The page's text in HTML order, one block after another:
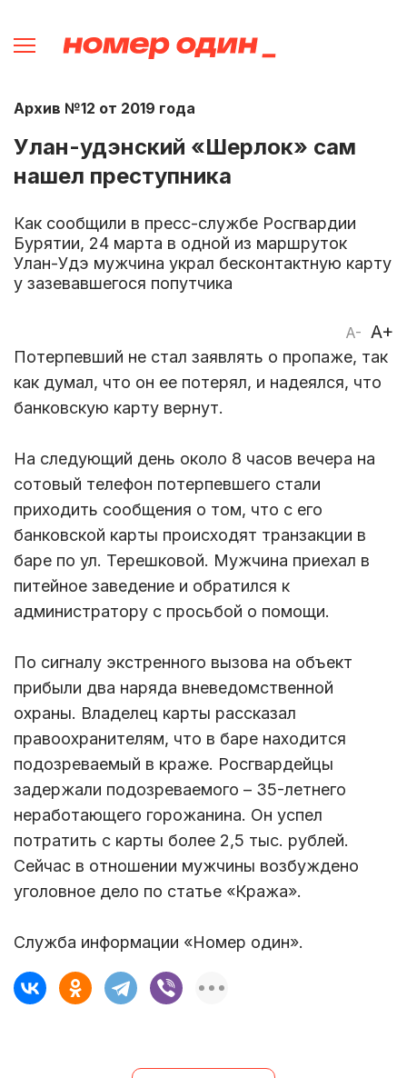
Архив №12 от 2019 года
Улан-удэнский «Шерлок» сам
нашел преступника
Как сообщили в пресс-службе Росгвардии
Бурятии, 24 марта в одной из маршруток
Улан-Удэ мужчина украл бесконтактную карту
у зазевавшегося попутчика
A- A+
Потерпевший не стал заявлять о пропаже, так
как думал, что он ее потерял, и надеялся, что
банковскую карту вернут.
На следующий день около 8 часов вечера на
сотовый телефон потерпевшего стали
приходить сообщения о том, что с его
банковской карты происходят транзакции в
баре по ул. Терешковой. Мужчина приехал в
питейное заведение и обратился к
администратору с просьбой о помощи.
По сигналу экстренного вызова на объект
прибыли два наряда вневедомственной
охраны. Владелец карты рассказал
правоохранителям, что в баре находится
подозреваемый в краже. Росгвардейцы
задержали подозреваемого – 35-летнего
неработающего горожанина. Он успел
потратить с карты более 2,5 тыс. рублей.
Сейчас в отношении мужчины возбуждено
уголовное дело по статье «Кража».
Служба информации «Номер один».